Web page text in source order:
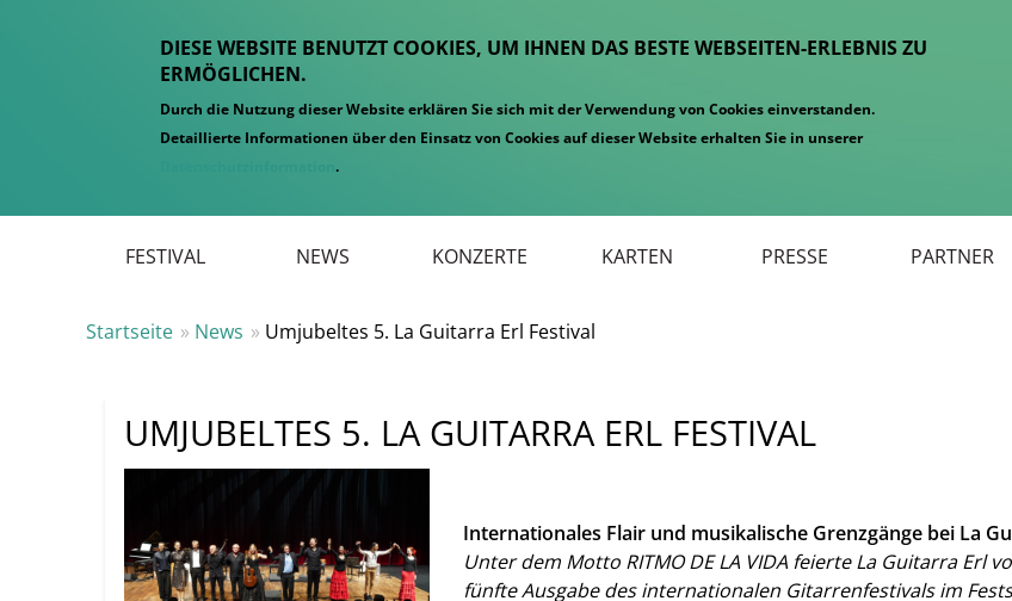
DIESE WEBSITE BENUTZT COOKIES, UM IHNEN DAS BESTE WEBSEITEN-ERLEBNIS ZU
ERMÖGLICHEN.
Durch die Nutzung dieser Website erklären Sie sich mit der Verwendung von Cookies einverstanden.
Detaillierte Informationen über den Einsatz von Cookies auf dieser Website erhalten Sie in unserer
Datenschutzinformation.
Hauptmenü
FESTIVAL NEWS KONZERTE KARTEN PRESSE PARTNER
Startseite News Umjubeltes 5. La Guitarra Erl Festival
UMJUBELTES 5. LA GUITARRA ERL FESTIVAL
Internationales Flair und musikalische Grenzgänge bei La
Unter dem Motto RITMO DE LA VIDA feierte La Guitarra Erl
fünfte Ausgabe des internationalen Gitarrenfestivals im